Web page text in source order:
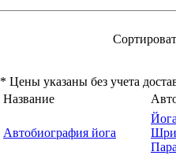
* Цены указаны без учета
Название
Автобиография йога
Шри